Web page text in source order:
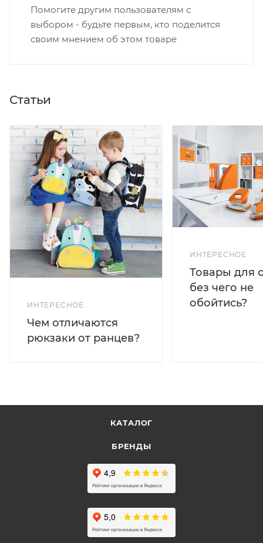
Помогите другим пользователям с
выбором - будьте первым, кто поделится
своим мнением об этом товаре
Статьи
ИНТЕРЕСНОЕ
Чем отличаются
рюкзаки от ранцев?
ИНТЕРЕСНОЕ
Товары для
без чего не
обойтись?
КАТАЛОГ
БРЕНДЫ